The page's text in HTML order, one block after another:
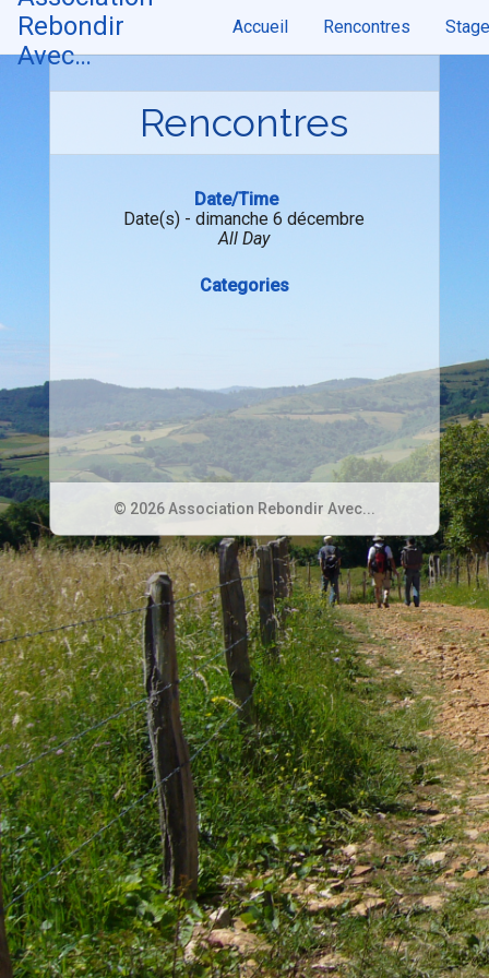
Skip
content
Rebondir
Avec…
Accueil Rencontres
Rencontres
Date/Time
Date(s) - dimanche 6 décembre
All Day
Categories
© 2026 Association Rebondir Avec...